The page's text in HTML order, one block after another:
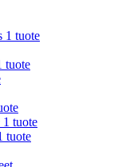
1 tuote
tuote
1 tuote
tuote